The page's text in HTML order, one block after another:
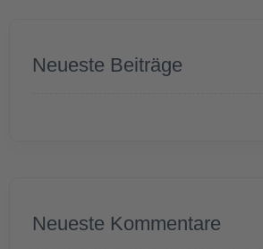
Neueste Beiträge
Neueste Kommentare